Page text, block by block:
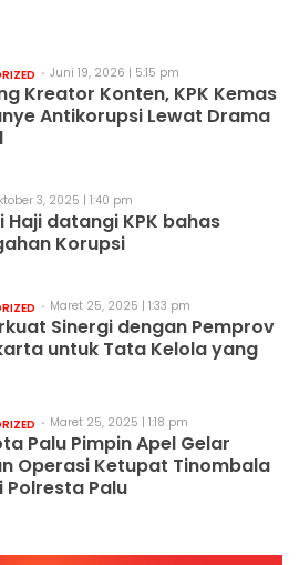
Juni 19, 2026 | 5:15 pm
Kreator Konten, KPK Kemas
Antikorupsi Lewat Drama
3, 2025 | 1:40 pm
Haji datangi KPK bahas
Korupsi
Maret 25, 2025 | 1:33 pm
Sinergi dengan Pemprov
untuk Tata Kelola yang
Maret 25, 2025 | 1:18 pm
Palu Pimpin Apel Gelar
Operasi Ketupat Tinombala
Polresta Palu